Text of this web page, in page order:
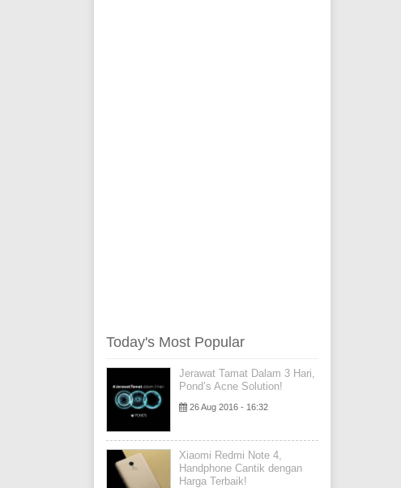
Today's Most Popular
Jerawat Tamat Dalam 3 Hari,
Pond’s Acne Solution!
26 Aug 2016 - 16:32
Xiaomi Redmi Note 4,
Handphone Cantik dengan
Harga Terbaik!